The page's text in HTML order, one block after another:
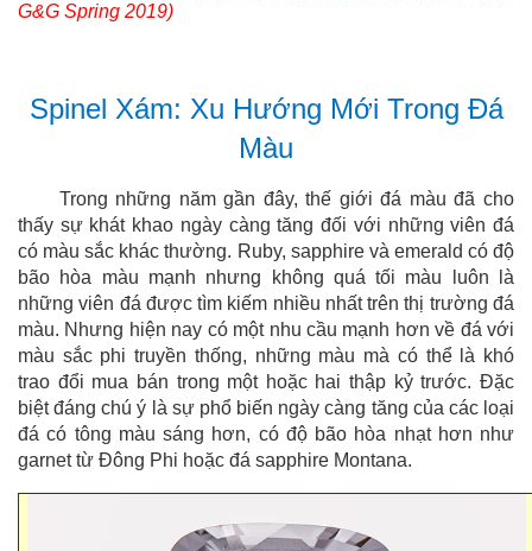
G&G Spring 2019)
Spinel Xám: Xu Hướng Mới Trong Đá
Màu
Trong những năm gần đây, thế giới đá màu đã cho
thấy sự khát khao ngày càng tăng đối với những viên đá
có màu sắc khác thường. Ruby, sapphire và emerald có độ
bão hòa màu mạnh nhưng không quá tối màu luôn là
những viên đá được tìm kiếm nhiều nhất trên thị trường đá
màu. Nhưng hiện nay có một nhu cầu mạnh hơn về đá với
màu sắc phi truyền thống, những màu mà có thể là khó
trao đổi mua bán trong một hoặc hai thập kỷ trước. Đặc
biệt đáng chú ý là sự phổ biến ngày càng tăng của các loại
đá có tông màu sáng hơn, có độ bão hòa nhạt hơn như
garnet từ Đông Phi hoặc đá sapphire Montana.